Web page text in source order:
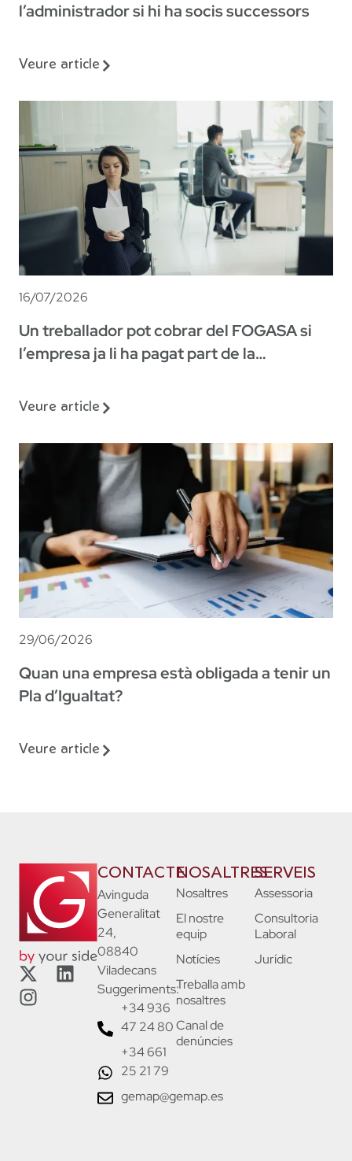
l’administrador si hi ha socis successors
Veure article
16/07/2026
Un treballador pot cobrar del FOGASA si
l’empresa ja li ha pagat part de la
Veure article
29/06/2026
Quan una empresa està obligada a tenir un
Pla d’Igualtat?
Veure article
NOSALTRES
Nosaltres
El nostre
equip
Notícies
Treballa amb
nosaltres
Canal de
denúncies
SERVEIS
Assessoria
Consultoria
Laboral
Jurídic
CONTACTE
Avinguda
Generalitat
24,
08840
Viladecans
Suggeriments:
+34 936
47 24 80
+34 661
25 21 79
gemap@gemap.es